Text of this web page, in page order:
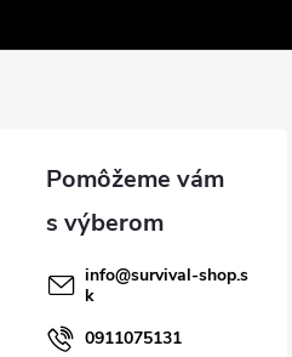
info@survival-shop.s
k
0911075131